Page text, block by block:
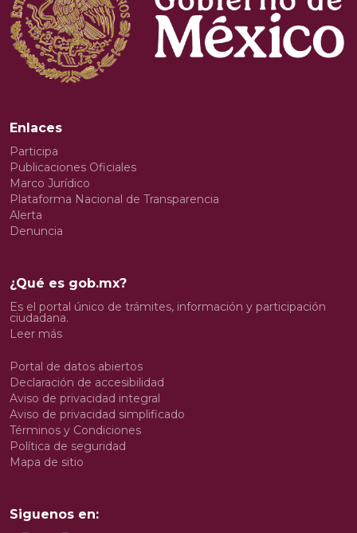
Enlaces
Participa
Publicaciones Oficiales
Marco Jurídico
Plataforma Nacional de Transparencia
Alerta
Denuncia
¿Qué es gob.mx?
Es el portal único de trámites, información y participación
ciudadana.
Leer más
Portal de datos abiertos
Declaración de accesibilidad
Aviso de privacidad integral
Aviso de privacidad simplificado
Términos y Condiciones
Política de seguridad
Mapa de sitio
Siguenos en: